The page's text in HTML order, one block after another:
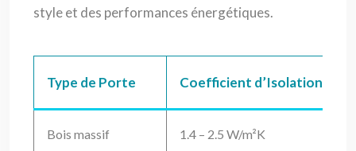
style et des performances énergétiques.
Type de Porte Coefficient d’Isolation
Bois massif 1.4 – 2.5 W/m²K